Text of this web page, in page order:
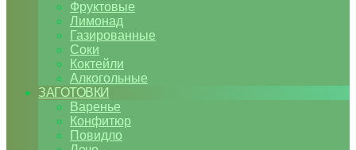
Фруктовые
Лимонад
Газированные
Соки
Коктейли
Алкогольные
ЗАГОТОВКИ
Варенье
Конфитюр
Повидло